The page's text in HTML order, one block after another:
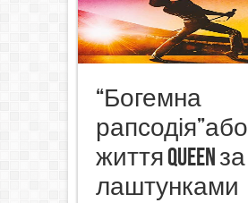
“Богемна
рапсодія”або
життя Queen за
лаштунками